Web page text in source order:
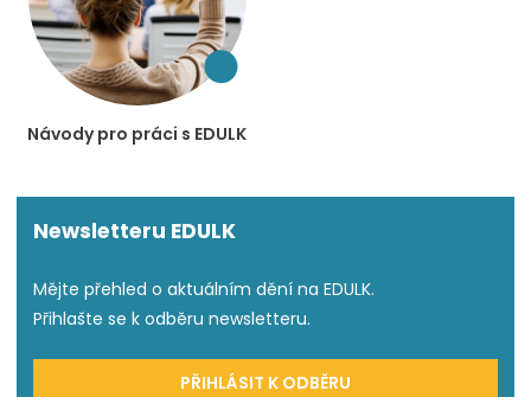
Návody pro práci s EDULK
Newsletteru EDULK
Mějte přehled o aktuálním dění na EDULK.
Přihlašte se k odběru newsletteru.
PŘIHLÁSIT K ODBĚRU